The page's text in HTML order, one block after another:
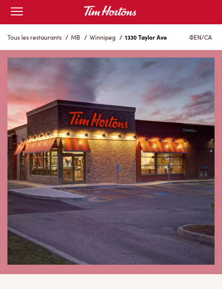
Skip
Content
Open
mobile
menu
Tous les restaurants / MB / Winnipeg / 1330 Taylor Ave EN/CA